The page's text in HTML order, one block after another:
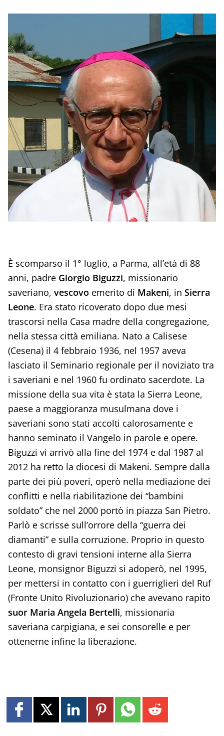
È scomparso il 1° luglio, a Parma, all’età di 88
anni, padre Giorgio Biguzzi, missionario
saveriano, vescovo emerito di Makeni, in Sierra
Leone. Era stato ricoverato dopo due mesi
trascorsi nella Casa madre della congregazione,
nella stessa città emiliana. Nato a Calisese
(Cesena) il 4 febbraio 1936, nel 1957 aveva
lasciato il Seminario regionale per il noviziato tra
i saveriani e nel 1960 fu ordinato sacerdote. La
missione della sua vita è stata la Sierra Leone,
paese a maggioranza musulmana dove i
saveriani sono stati accolti calorosamente e
hanno seminato il Vangelo in parole e opere.
Biguzzi vi arrivò alla fine del 1974 e dal 1987 al
2012 ha retto la diocesi di Makeni. Sempre dalla
parte dei più poveri, operò nella mediazione dei
conflitti e nella riabilitazione dei “bambini
soldato” che nel 2000 portò in piazza San Pietro.
Parlò e scrisse sull’orrore della “guerra dei
diamanti” e sulla corruzione. Proprio in questo
contesto di gravi tensioni interne alla Sierra
Leone, monsignor Biguzzi si adoperò, nel 1995,
per mettersi in contatto con i guerriglieri del Ruf
(Fronte Unito Rivoluzionario) che avevano rapito
suor Maria Angela Bertelli, missionaria
saveriana carpigiana, e sei consorelle e per
ottenerne infine la liberazione.